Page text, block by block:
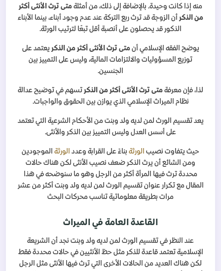
منه إذا كانت وحيدة. بالإضافة إلى ذلك، من أمثلة متى ترث الأنثى أكثر
من الذكر أن الزوجة قد ترث ربع التركة عند عدم وجود أبناء، بينما الأبناء
الذكور قد يحصلون على أنصبة أقل تبعًا لترتيب الورثة.
يوضح الفقه الإسلامي أنمتى ترث الأنثى أكثر من الذكر يعتمد على
توزيع المسؤوليات والالتزامات المالية، وليس على التمييز بين
الجنسين.
لذا، فإن معرفة متى ترث الأنثى أكثر من الذكر تسهم في توضيح عدالة
نظام الميراث الإسلامي الذي يوازن بين الحقوق والواجبات.
يعد تقسيم الورث لمن لديه ولد وبنت من الأحكام الشرعية التي تعتمد
على أسس العدل وليس التمييز بين الذكر والأنثى.
حيث يتفاوت نصيب الورثة بناءً على القرابة وعدد الورثة الموجودين
ومن الشائع أن يرث الذكر ضعف نصيب الأنثى لكن هناك حالات
محددة ترث فيها المرأة أكثر من الرجل وهو ما سنوضحه في هذا
المقال مع تكرار عنوان تقسيم الورث لمن لديه ولد وبنت أكثر من عشر
مرات بطريقة معلوماتية تناسب محركات البحث
القاعدة العامة في الميراث
عند النظر في تقسيم الورث لمن لديه ولد وبنت نجد أن الشريعة
الإسلامية تعتمد قاعدة للذكر مثل حظ الأنثيين في حالات محددة فقط
لكن هناك العديد من الحالات الأخرى التي ترث فيها الأنثى مثل الرجل